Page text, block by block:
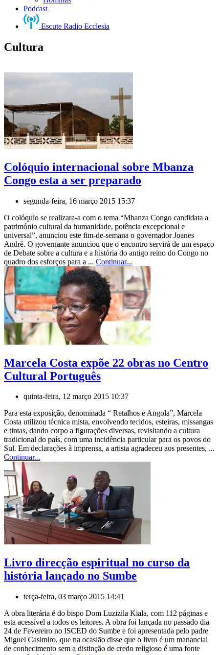
Podcast
Escute Radio Ecclesia
Cultura
Colóquio internacional sobre Mbanza
Congo esta a ser preparado
segunda-feira, 16 março 2015 15:37
O colóquio se realizara-a com o tema “Mbanza Congo candidata a
património cultural da humanidade, potência excepcional e
universal”, anunciou este fim-de-semana o governador Joanes
André. O governante anunciou que o encontro servirá de um espaço
de Debate sobre a cultura e a história do antigo reino do Congo no
quadro dos esforços para a ... Continuar...
Marcela Costa expõe 22 obras no Centro
Cultural Português
quinta-feira, 12 março 2015 10:37
Para esta exposição, denominada “ Retalhos e Angola”, Marcela
Costa utilizou técnica mista, envolvendo tecidos, esteiras, missangas
e tintas, dando corpo a figurações diversas, revisitando a cultura
tradicional do país, com uma incidência particular para os povos do
Sul. Em declarações à imprensa, a artista agradeceu aos presentes, ...
Continuar...
Livro direcção espiritual no curso da
história lançado no Sumbe
terça-feira, 03 março 2015 14:41
A obra literária é do bispo Dom Luzizila Kiala, com 112 páginas e
esta acessível a todos os leitores. A obra foi lançada no passado dia
24 de Fevereiro no ISCED do Sumbe e foi apresentada pelo padre
Miguel Casimiro, que na ocasião disse que o livro é um manancial
de conhecimento sem a distinção de credo religioso é uma fonte